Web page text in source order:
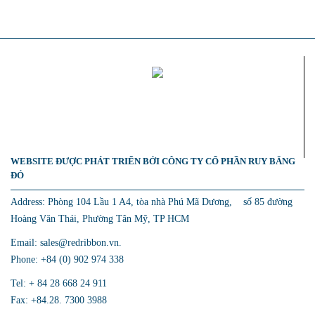
WEBSITE ĐƯỢC PHÁT TRIỂN BỞI CÔNG TY CỔ PHẦN RUY BĂNG
ĐỎ
Address: Phòng 104 Lầu 1 A4, tòa nhà Phú Mã Dương, số 85 đường
Hoàng Văn Thái, Phường Tân Mỹ, TP HCM
Email: sales@redribbon.vn.
Phone: +84 (0) 902 974 338
Tel: + 84 28 668 24 911
Fax: +84.28. 7300 3988